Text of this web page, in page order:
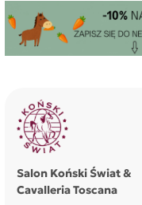
Salon Koński Świat &
Cavalleria Toscana